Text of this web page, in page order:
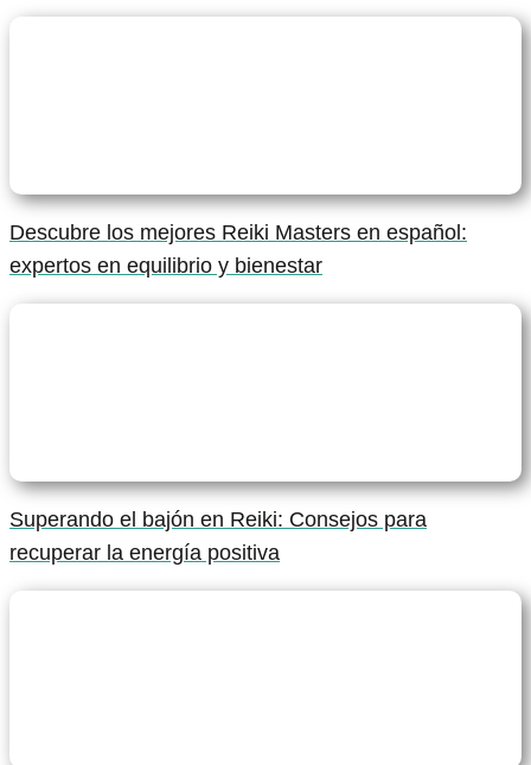
Descubre los mejores Reiki Masters en español:
expertos en equilibrio y bienestar
Superando el bajón en Reiki: Consejos para
recuperar la energía positiva